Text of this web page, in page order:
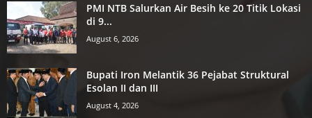
PMI NTB Salurkan Air Besih ke 20 Titik Lokasi
di 9...
August 6, 2026
Bupati Iron Melantik 36 Pejabat Struktural
Esolan II dan III
August 4, 2026